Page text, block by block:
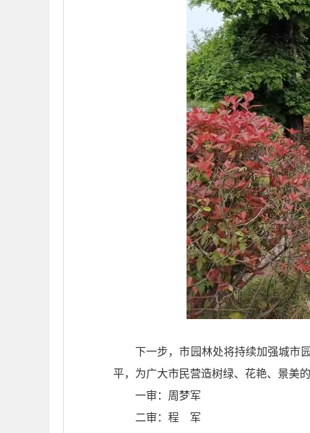
下一步，市园林处将持续加强城市
平，为广大市民营造树绿、花艳、景美
一审：周梦军
二审：程 军